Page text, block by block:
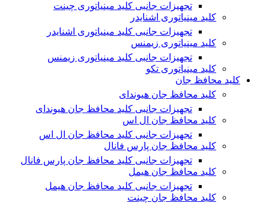
تجهیزات جانبی کلید مینیاتوری چینت
کلید مینیاتوری اشنایدر
تجهیزات جانبی کلید مینیاتوری اشنایدر
کلید مینیاتوری زیمنس
تجهیزات جانبی کلید مینیاتوری زیمنس
کلید مینیاتوری تکو
کلید محافظ جان
کلید محافظ جان هیوندای
تجهیزات جانبی کلید محافظ جان هیوندای
کلید محافظ جان ال اس
تجهیزات جانبی کلید محافظ جان ال اس
کلید محافظ جان پارس فانال
تجهیزات جانبی کلید محافظ جان پارس فانال
کلید محافظ جان هیمل
تجهیزات جانبی کلید محافظ جان هیمل
کلید محافظ جان چینت